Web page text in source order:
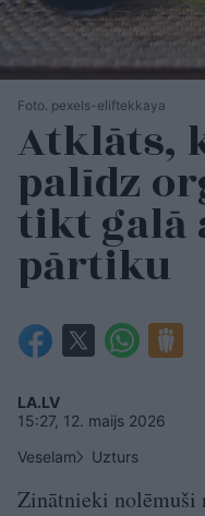
Foto. pexels-eliftekkaya
Atklāts,
palīdz
tikt galā
pārtiku
LA.LV
15:27, 12. maijs 2026
Veselam
Uzturs
Zinātnieki nolēmuši